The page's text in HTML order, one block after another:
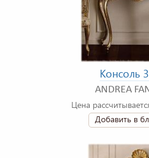
Консоль
ANDREA
Цена
Добавить в